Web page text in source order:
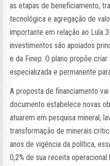
as etapas de beneficiamento,
tecnológica e agregação de
importante em relação ao Lula
investimentos são apoiados
e da Finep. O plano propõe
especializada e permanente
A proposta de financiamento
documento estabelece novas
atuarem em pesquisa mineral,
transformação de minerais
anos de vigência da política,
0,2% de sua receita